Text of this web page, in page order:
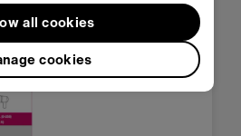
de so.
cookies
all cookies